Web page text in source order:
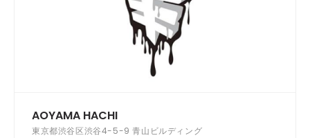
AOYAMA HACHI
東京都渋谷区渋谷4-5-9 青山ビルディング